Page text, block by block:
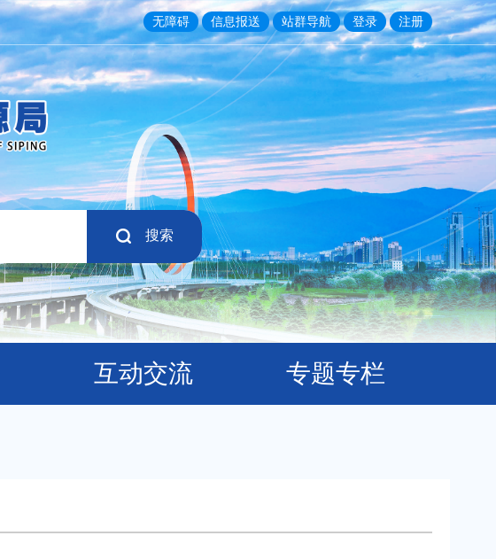
无障碍 信息报送 站群导航 登录 注册
搜索
互动交流 专题专栏